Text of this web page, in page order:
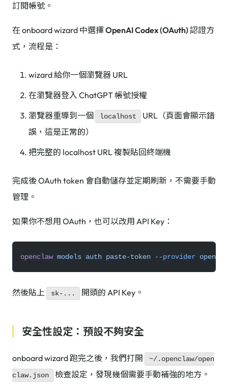
訂閱帳號。
在 onboard wizard 中選擇OpenAI Codex (OAuth)認證方
式，流程是：
wizard 給你一個瀏覽器 URL
在瀏覽器登入 ChatGPT 帳號授權
瀏覽器重導到一個
localhost
URL（頁面會顯示錯
誤，這是正常的）
把完整的 localhost URL 複製貼回終端機
完成後 OAuth token 會自動儲存並定期刷新，不需要手動
管理。
如果你不想用 OAuth，也可以改用 API Key：
openclaw models auth paste-token --provider openai
然後貼上 sk-... 開頭的 API Key。
安全性設定：預設不夠安全
onboard wizard 跑完之後，我們打開
~/.openclaw/open
claw.json
檢查設定，發現幾個需要手動補強的地方。